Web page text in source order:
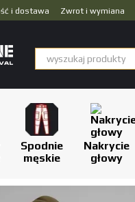
i dostawa Zwrot i wymiana
Spodnie
męskie
Nakrycie
głowy